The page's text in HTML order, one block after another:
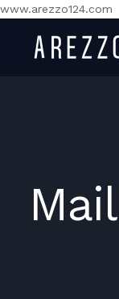
www.arezzo124.com
INICIO